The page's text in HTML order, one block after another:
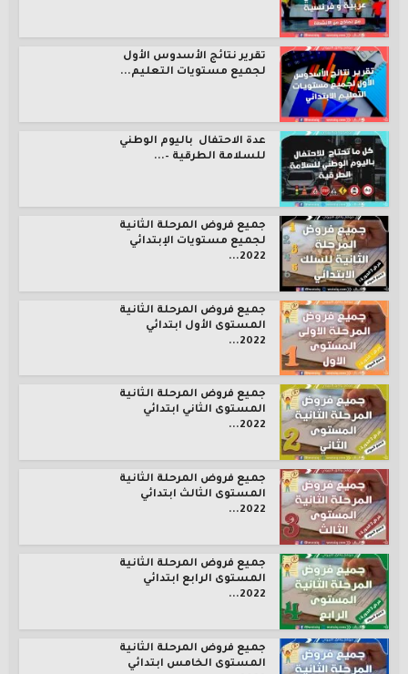
تقرير نتائج الأسدوس الأول
لجميع مستويات التعليم...
عدة الاحتفال باليوم الوطني
للسلامة الطرقية –...
جميع فروض المرحلة الثانية
لجميع مستويات الإبتدائي
2022...
جميع فروض المرحلة الثانية
المستوى الأول ابتدائي
2022...
جميع فروض المرحلة الثانية
المستوى الثاني ابتدائي
2022...
جميع فروض المرحلة الثانية
المستوى الثالث ابتدائي
2022...
جميع فروض المرحلة الثانية
المستوى الرابع ابتدائي
2022...
جميع فروض المرحلة الثانية
المستوى الخامس ابتدائي